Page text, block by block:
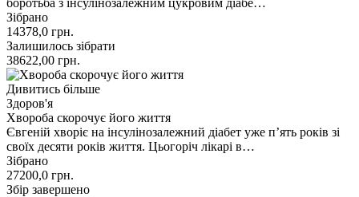
Зібрано
14378,0 грн.
Залишилось зібрати
38622,00 грн.
Дивитись більше
Здоров'я
Хвороба скорочує його життя
Євгеній хворіє на інсулінозалежний діабет уже п’ять років зі
своїх десяти років життя. Цьогоріч лікарі в…
Зібрано
27200,0 грн.
Збір завершено